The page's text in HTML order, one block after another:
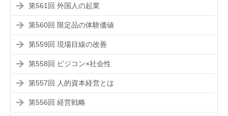
第561回 外国人の起業
第560回 限定品の体験価値
第559回 現場目線の改善
第558回 ビジコン×社会性
第557回 人的資本経営とは
第556回 経営戦略